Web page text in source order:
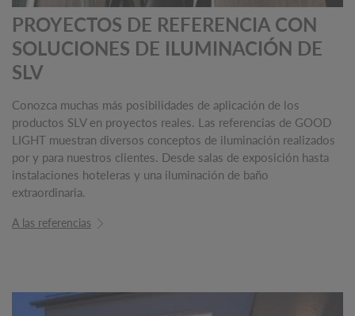
PROYECTOS DE REFERENCIA CON
SOLUCIONES DE ILUMINACIÓN DE
SLV
Conozca muchas más posibilidades de aplicación de los
productos SLV en proyectos reales. Las referencias de GOOD
LIGHT muestran diversos conceptos de iluminación realizados
por y para nuestros clientes. Desde salas de exposición hasta
instalaciones hoteleras y una iluminación de baño
extraordinaria.
A las referencias